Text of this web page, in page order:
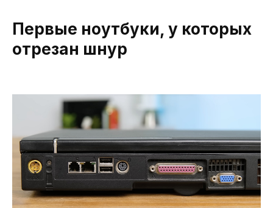
Первые ноутбуки, у которых
отрезан шнур